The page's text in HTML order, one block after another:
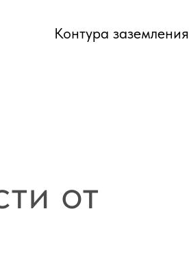
Контура заземления
от